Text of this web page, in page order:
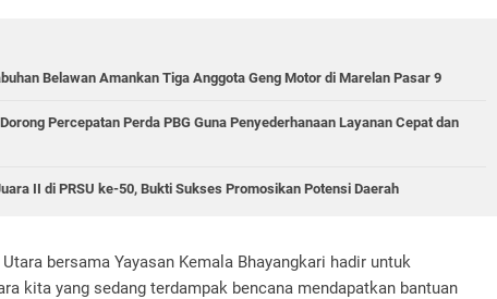
Belawan Amankan Tiga Anggota Geng Motor di Marelan Pasar 9
Percepatan Perda PBG Guna Penyederhanaan Layanan Cepat dan
II di PRSU ke-50, Bukti Sukses Promosikan Potensi Daerah
bersama Yayasan Kemala Bhayangkari hadir untuk
kita yang sedang terdampak bencana mendapatkan bantuan